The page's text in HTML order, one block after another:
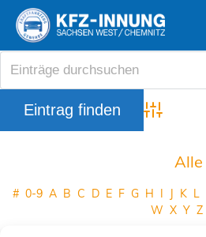
Advanced
# 0-9 A B C D E F G H I J K L
W X Y Z